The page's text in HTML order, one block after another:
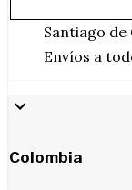
Santiago de
Envíos a
Colombia